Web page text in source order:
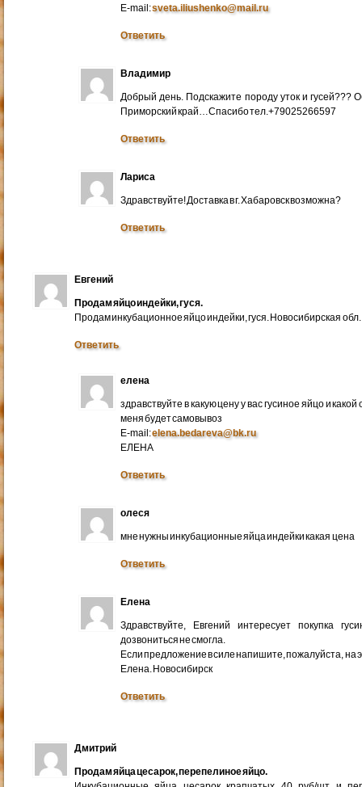
E-mail:sveta.iliushenko@mail.ru
Ответить
Владимир
Добрый день. Подскажите породу уток и гусей???
Приморский край…Спасибо тел.+79025266597
Ответить
Лариса
Здравствуйте! Доставка в г. Хабаровск возможна?
Ответить
Евгений
Продам яйцо индейки, гуся.
Продам инкубационное яйцо индейки, гуся. Новосибирская
Ответить
елена
здравствуйте в какую цену у вас гусиное яйцо и
меня будет самовывоз
E-mail:elena.bedareva@bk.ru
ЕЛЕНА
Ответить
олеся
мне нужны инкубационные яйца индейки какая цена
Ответить
Елена
Здравствуйте, Евгений интересует покупка
дозвониться не смогла.
Если предложение в силе напишите, пожалуйста, на
Елена. Новосибирск
Ответить
Дмитрий
Продам яйца цесарок, перепелиное яйцо.